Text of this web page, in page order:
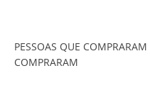
PESSOAS QUE
COMPRARAM